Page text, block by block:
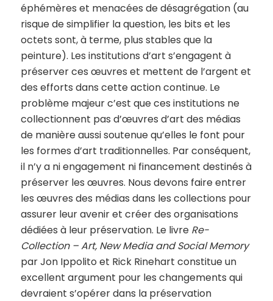
éphémères et menacées de désagrégation (au
risque de simplifier la question, les bits et les
octets sont, à terme, plus stables que la
peinture). Les institutions d’art s’engagent à
préserver ces œuvres et mettent de l’argent et
des efforts dans cette action continue. Le
problème majeur c’est que ces institutions ne
collectionnent pas d’œuvres d’art des médias
de manière aussi soutenue qu’elles le font pour
les formes d’art traditionnelles. Par conséquent,
il n’y a ni engagement ni financement destinés à
préserver les œuvres. Nous devons faire entrer
les œuvres des médias dans les collections pour
assurer leur avenir et créer des organisations
dédiées à leur préservation. Le livre Re-
Collection – Art, New Media and Social Memory
par Jon Ippolito et Rick Rinehart constitue un
excellent argument pour les changements qui
devraient s’opérer dans la préservation